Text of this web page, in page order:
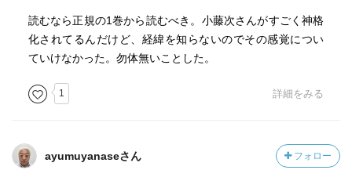
■第三章 森藩の窮地
■第四章 拐し（かどわかし）
■第五章 研ぎと黒呪文
法要を終えた「小籐次」が新兵衛長屋に戻ると、長屋の差
件が起きる… 長屋の住民らが手分けして必死に捜索する
が、まるで“神隠し”にあったように手がかりが得られな
読むなら正規の1巻から読むべき。小藤次さんがすごく神格
化されてるんだけど、経緯を知らないのでその感覚につい
ていけなかった。勿体無いことした。
1 詳細をみる
ayumuyanaseさん フォロー